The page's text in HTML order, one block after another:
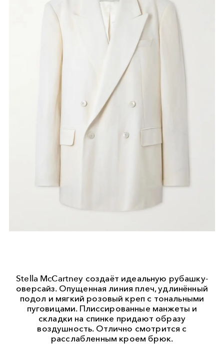
Stella McCartney создаёт идеальную рубашку-
оверсайз. Опущенная линия плеч, удлинённый
подол и мягкий розовый креп с тональными
пуговицами. Плиссированные манжеты и
складки на спинке придают образу
воздушность. Отлично смотрится с
расслабленным кроем брюк.